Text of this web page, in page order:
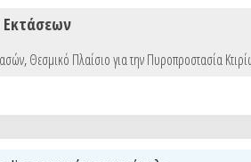
,Θεσμικό Πλαίσιο για την Πυροπροστασία